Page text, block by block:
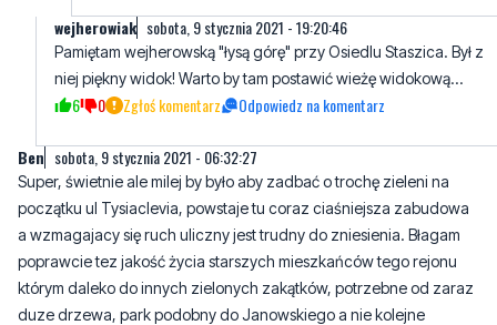
6 0 Zgłoś komentarz Odpowiedz na komentarz
sobota, 9 stycznia 2021 - 06:32:27
Super, świetnie ale milej by było aby zadbać o trochę zieleni na
a wzmagajacy się ruch uliczny jest trudny do zniesienia. Błagam
poprawcie tez jakość życia starszych mieszkańców tego rejonu
którym daleko do innych zielonych zakątków, potrzebne od zaraz
duze drzewa, park podobny do Janowskiego a nie kolejne
blokowiska
5 1 Zgłoś komentarz Odpowiedz na komentarz